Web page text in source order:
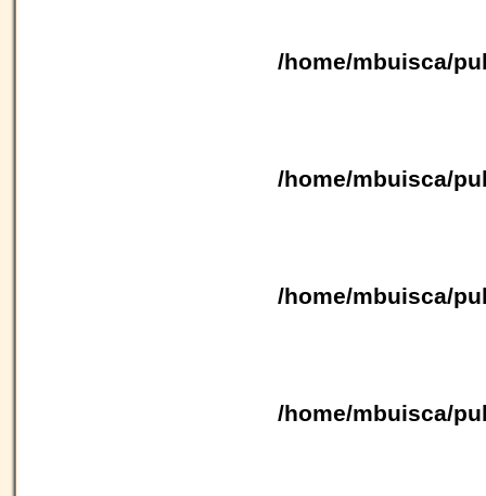
/home/mbuisca/
/home/mbuisca/
/home/mbuisca/
/home/mbuisca/